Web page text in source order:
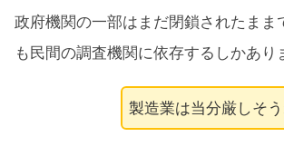
政府機関の一部はまだ閉鎖されたまま
も民間の調査機関に依存するしかあり
製造業は当分厳しそう